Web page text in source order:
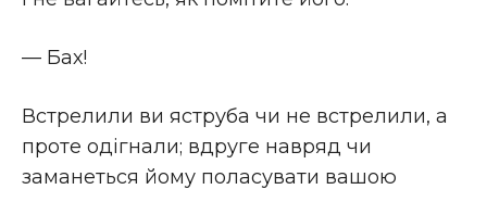
— Бах!
Встрелили ви яструба чи не встрелили, а
проте одiгнали; вдруге навряд чи
заманеться йому поласувати вашою